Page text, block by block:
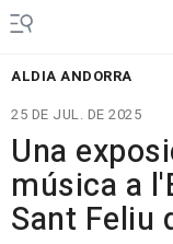
ALDIA ANDORRA
25 DE JUL. DE 2025
Una
música a
Sant Feliu